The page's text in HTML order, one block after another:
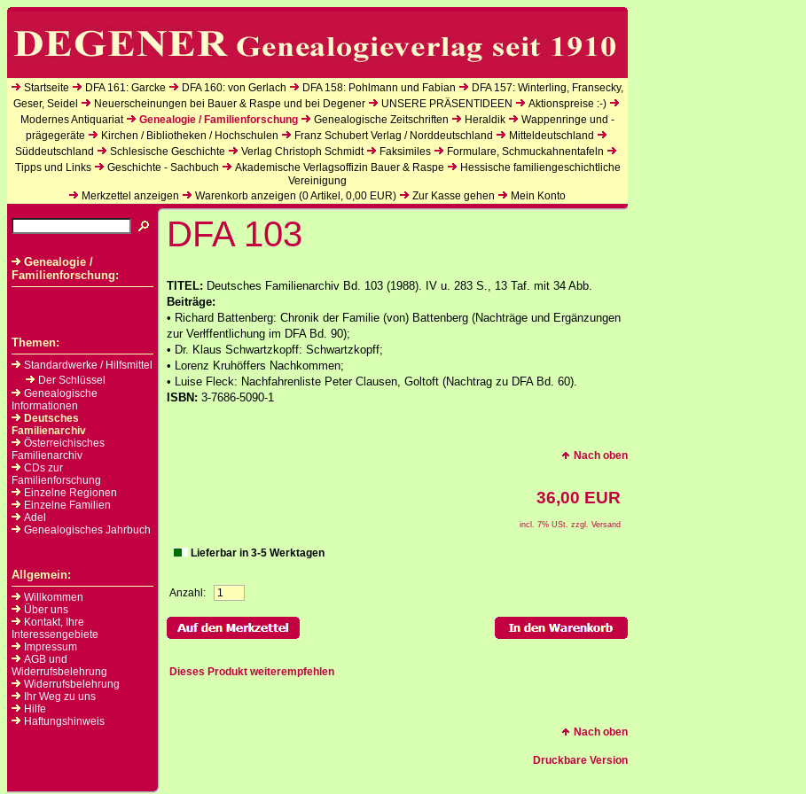
Startseite DFA 161: Garcke DFA 160: von Gerlach DFA 158: Pohlmann und Fabian
DFA 157: Winterling, Fransecky,
Geser, Seidel
Neuerscheinungen bei Bauer & Raspe und bei Degener UNSERE PRÄSENTIDEEN
Aktionspreise :-)
Modernes Antiquariat
Genealogie / Familienforschung Genealogische Zeitschriften Heraldik
Wappenringe und -
prägegeräte
Kirchen / Bibliotheken / Hochschulen Franz Schubert Verlag / Norddeutschland
Mitteldeutschland
Süddeutschland
Schlesische Geschichte Verlag Christoph Schmidt Faksimiles
Formulare, Schmuckahnentafeln
Tipps und Links
Geschichte - Sachbuch Akademische Verlagsoffizin Bauer & Raspe
Hessische familiengeschichtliche
Vereinigung
Merkzettel anzeigen
Warenkorb anzeigen (0Artikel, 0,00 EUR) Zur Kasse gehen Mein Konto
Genealogie /
Familienforschung:
Themen:
Standardwerke / Hilfsmittel
Der Schlüssel
Genealogische
Informationen
Deutsches
Familienarchiv
Österreichisches
Familienarchiv
CDs zur
Familienforschung
Einzelne Regionen
Einzelne Familien
Adel
Genealogisches Jahrbuch
Allgemein:
Willkommen
Über uns
Kontakt, Ihre
Interessengebiete
Impressum
AGB und
Widerrufsbelehrung
Widerrufsbelehrung
Ihr Weg zu uns
Hilfe
Haftungshinweis
DFA 103
TITEL: Deutsches Familienarchiv Bd. 103 (1988). IV u. 283 S., 13 Taf. mit 34 Abb.
Beiträge:
• Richard Battenberg: Chronik der Familie (von) Battenberg (Nachträge und Ergänzungen
zur Verłffentlichung im DFA Bd. 90);
• Dr. Klaus Schwartzkopff: Schwartzkopff;
• Lorenz Kruhöffers Nachkommen;
• Luise Fleck: Nachfahrenliste Peter Clausen, Goltoft (Nachtrag zu DFA Bd. 60).
ISBN: 3-7686-5090-1
Nach oben
36,00 EUR
incl. 7% USt. zzgl. Versand
Lieferbar in 3-5 Werktagen
Anzahl:
Dieses Produkt weiterempfehlen
Nach oben
Druckbare Version